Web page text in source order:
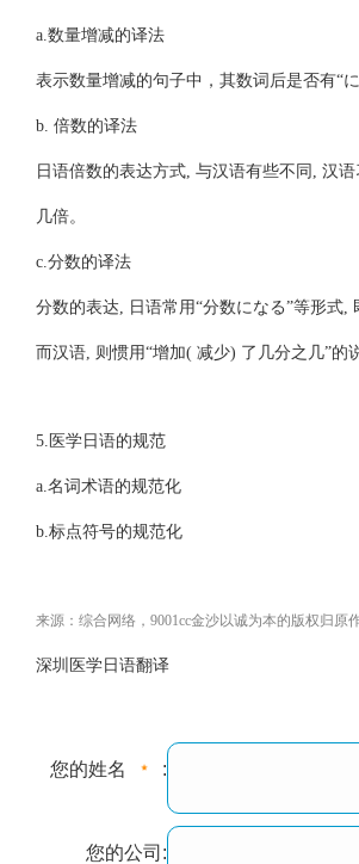
a.数量增减的译法
表示数量增减的句子中，其数词后是否有“
b. 倍数的译法
日语倍数的表达方式, 与汉语有些不同, 汉
几倍。
c.分数的译法
分数的表达, 日语常用“分数になる”等形式,
而汉语, 则惯用“增加( 减少) 了几分之几”
5.医学日语的规范
a.名词术语的规范化
b.标点符号的规范化
来源：综合网络，9001cc金沙以诚为本的版权归原
深圳医学日语翻译
您的姓名 :
您的公司: